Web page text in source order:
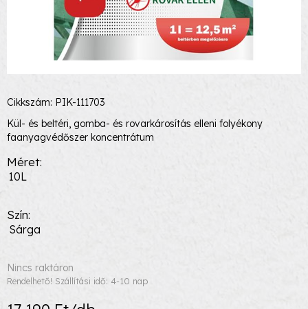
Cikkszám: PIK-111703
Kül- és beltéri, gomba- és rovarkárosítás elleni folyékony
faanyagvédőszer koncentrátum
Méret
10L
Szín
Sárga
Nincs raktáron
Rendelhető! Szállítási idő: 4-10 nap